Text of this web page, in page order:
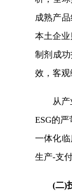
成熟产
本土企
制剂成
效，客观
从
ESG的
一体化
生产-支
(二)